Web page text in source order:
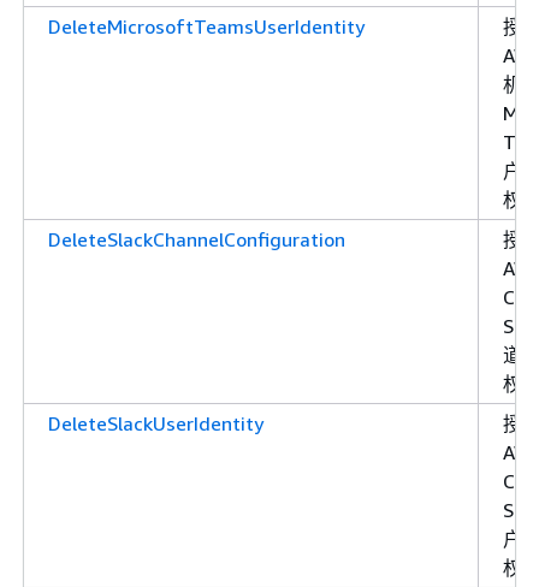
DeleteMicrosoftTeamsUserIdentity
授
机
户
权
DeleteSlackChannelConfiguration
授
道
权
DeleteSlackUserIdentity
授
户
权